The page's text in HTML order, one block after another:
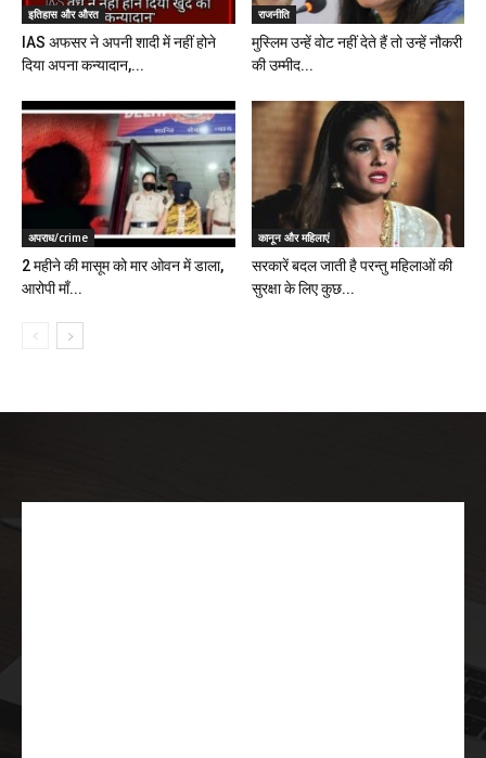
इतिहास और औरत
IAS अफसर ने अपनी शादी में नहीं होने
दिया अपना कन्यादान,...
राजनीति
मुस्लिम उन्हें वोट नहीं देते हैं तो उन्हें नौकरी
की उम्मीद...
अपराध/crime
2 महीने की मासूम को मार ओवन में डाला,
आरोपी माँ...
कानून और महिलाएं
सरकारें बदल जाती है परन्तु महिलाओं की
सुरक्षा के लिए कुछ...